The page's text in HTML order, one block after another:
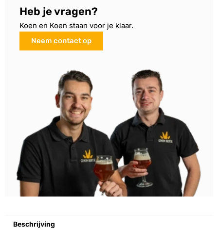
Heb je vragen?
Koen en Koen staan voor je klaar.
Neem contact op
Beschrijving